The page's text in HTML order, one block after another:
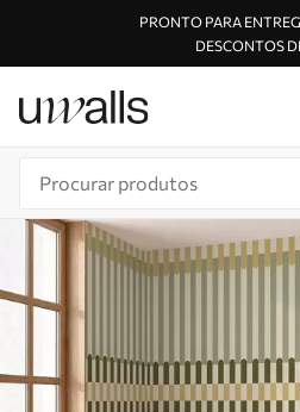
PRONTO PARA
DESCONTOS